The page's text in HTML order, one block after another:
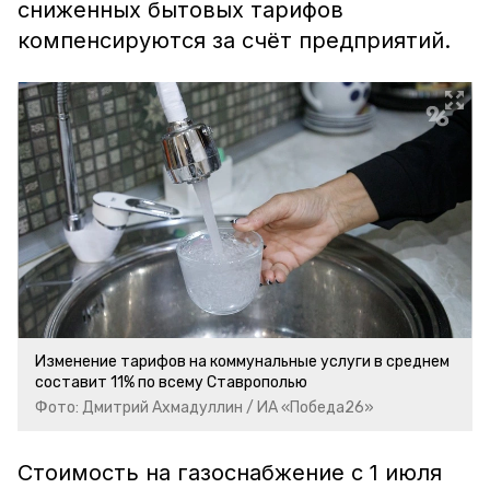
сниженных бытовых тарифов
компенсируются за счёт предприятий.
Изменение тарифов на коммунальные услуги в среднем
составит 11% по всему Ставрополью
Фото: Дмитрий Ахмадуллин / ИА «Победа26»
Стоимость на газоснабжение с 1 июля